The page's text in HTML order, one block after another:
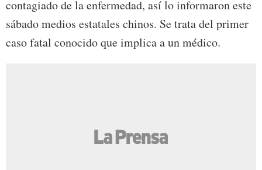
contagiado de la enfermedad, así lo informaron este
sábado medios estatales chinos. Se trata del primer
caso fatal conocido que implica a un médico.